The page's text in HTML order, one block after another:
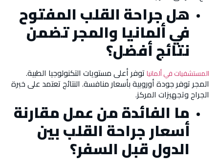
هل جراحة القلب المفتوح
في ألمانيا والمجر تضمن
نتائج أفضل؟
المستشفيات في ألمانياتوفر أعلى مستويات التكنولوجيا الطبية.
المجر توفر جودة أوروبية بأسعار منافسة. النتائج تعتمد على خبرة
الجراح وتجهيزات المركز.
ما الفائدة من عمل مقارنة
أسعار جراحة القلب بين
الدول قبل السفر؟